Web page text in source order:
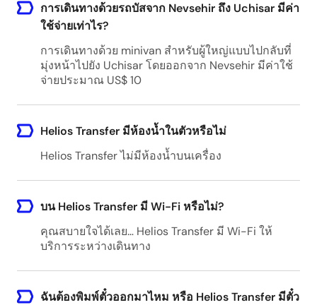
Nevsehir, Nevsehir Merkez/Nevsehir, Turkey
Ankara - Any hotel
Ankara, Turkey
Antalya - Any hotel
Antalya, Turkey
Konya, Turkey
การเดินทางด้วยรถบัสจาก Nevsehir ถึง Uchisar มีค่า
ใช้จ่ายเท่าไร?
การเดินทางด้วย minivan สำหรับผู้ใหญ่แบบไปกลับที่
มุ่งหน้าไปยัง Uchisar โดยออกจาก Nevsehir มีค่าใช้
จ่ายประมาณ US$ 10
Helios Transfer มีห้องน้ำในตัวหรือไม่
Helios Transfer ไม่มีห้องน้ำบนเครื่อง
บน Helios Transfer มี Wi-Fi หรือไม่?
คุณสบายใจได้เลย… Helios Transfer มี Wi-Fi ให้
บริการระหว่างเดินทาง
ฉันต้องพิมพ์ตั๋วออกมาไหม หรือ Helios Transfer มีตั๋ว